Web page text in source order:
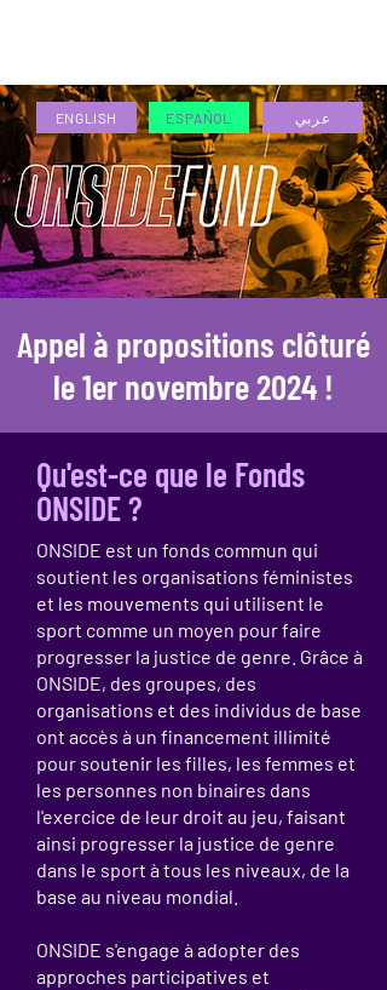
ENGLISH ESPAÑOL عربي
Appel à propositions clôturé
le 1er novembre 2024 !
Qu'est-ce que le Fonds
ONSIDE ?
ONSIDE est un fonds commun qui
soutient les organisations féministes
et les mouvements qui utilisent le
sport comme un moyen pour faire
progresser la justice de genre. Grâce à
ONSIDE, des groupes, des
organisations et des individus de base
ont accès à un financement illimité
pour soutenir les filles, les femmes et
les personnes non binaires dans
l'exercice de leur droit au jeu, faisant
ainsi progresser la justice de genre
dans le sport à tous les niveaux, de la
base au niveau mondial.
ONSIDE s'engage à adopter des
approches participatives et